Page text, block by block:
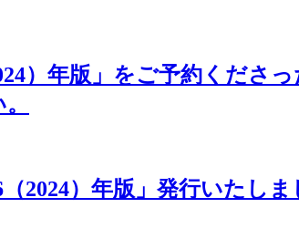
）年版」をご予約くださ
2024）年版」発行いたしま